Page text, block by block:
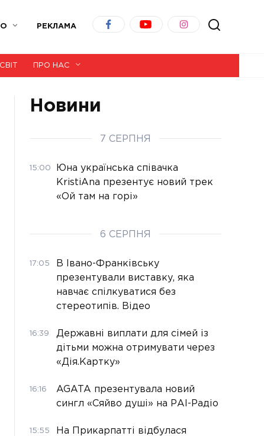
РЕКЛАМА
СВІТ ПРО НАС
Новини
7 СЕРПНЯ
15:00
Юна українська співачка
KristiAna презентує новий трек
«Ой там на горі»
6 СЕРПНЯ
17:05
В Івано-Франківську
презентували виставку, яка
навчає спілкуватися без
стереотипів. Відео
16:39
Державні виплати для сімей із
дітьми можна отримувати через
«Дія.Картку»
16:16
AGATA презентувала новий
сингл «Сяйво душі» на РАІ-Радіо
15:55
На Прикарпатті відбулася